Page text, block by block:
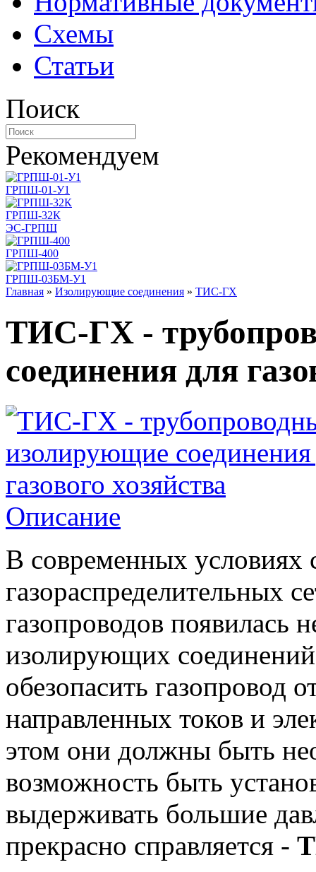
Схемы
Статьи
Поиск
Рекомендуем
ГРПШ-01-У1
ГРПШ-32К
ЭС-ГРПШ
ГРПШ-400
ГРПШ-03БМ-У1
Главная » Изолирующие соединения » ТИС-ГХ
ТИС-ГХ -
соединения для
Описание
В современных условиях
газораспределительных
газопроводов появилась
изолирующих
обезопасить газопровод
направленных токов и
этом они должны быть
возможность быть
выдерживать большие
прекрасно справляется -